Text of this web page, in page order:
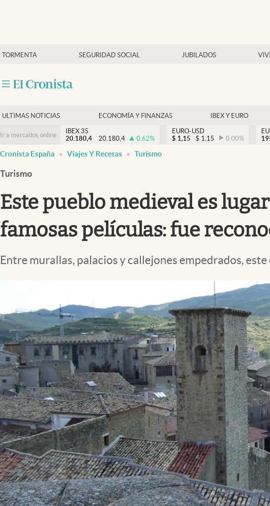
TORMENTA SEGURIDAD SOCIAL JUBILADOS
Economía y finanzas
Criptomonedas
ULTIMAS NOTICIAS ECONOMÍA Y FINANZAS IBEX Y EURO
Ir a mercados online
IBEX 35
20.180,4
20.180,4 0.62%
EURO-USD
$ 1,15 $ 1,15 0.00%
Cronista España Viajes Y Recetas Turismo
Turismo
Este pueblo medieval es
famosas películas: fue
Entre murallas, palacios y callejones empedrados,